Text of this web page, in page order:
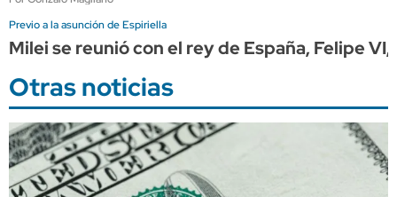
Previo a la asunción de Espiriella
Milei se reunió con el rey de España, Felipe
Otras noticias